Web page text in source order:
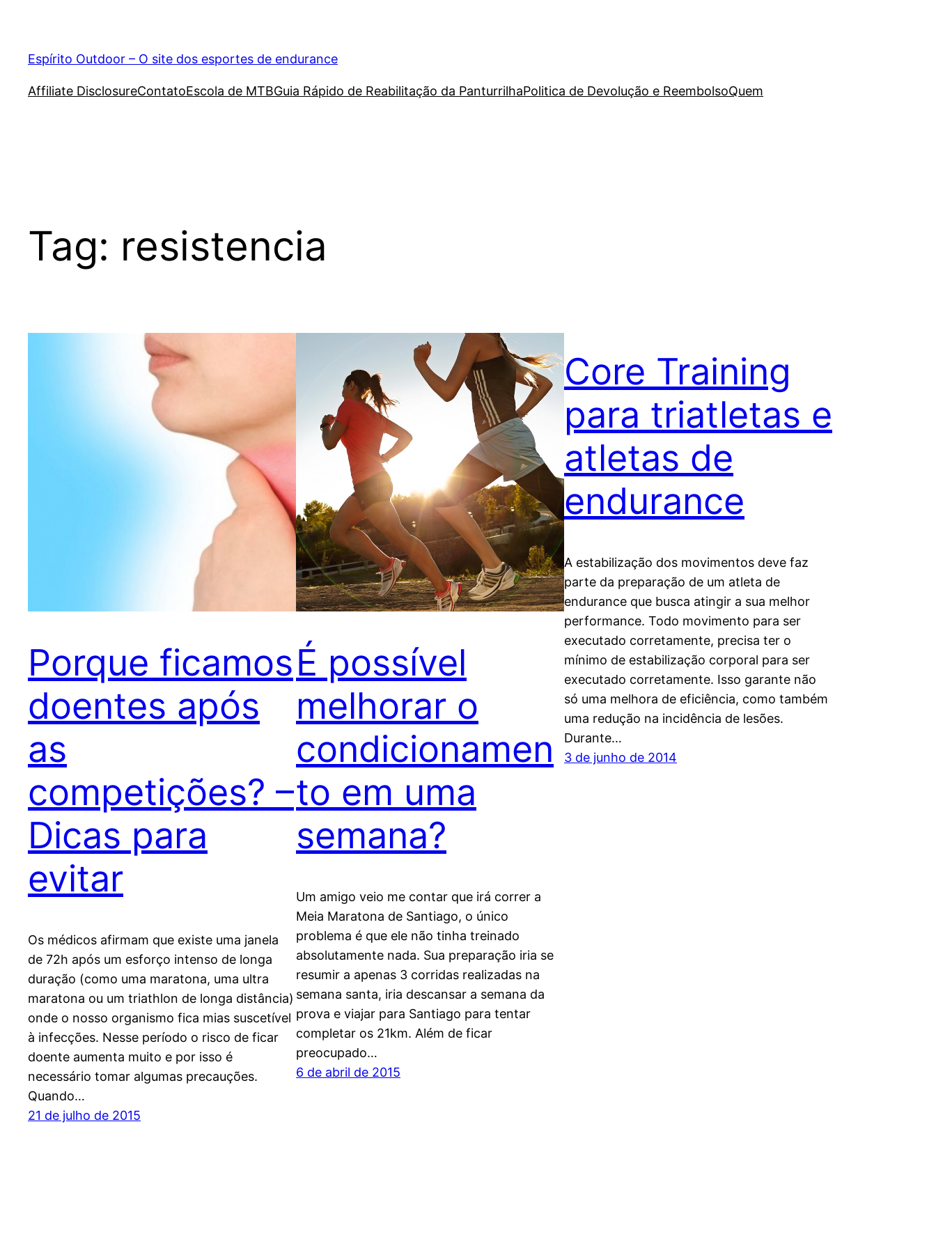
Espírito Outdoor – O site dos esportes de endurance
Affiliate DisclosureContatoEscola de MTBGuia Rápido de Reabilitação da PanturrilhaPolitica de Devolução e ReembolsoQuem
Tag: resistencia
Porque ficamos
doentes após
as
competições? –
Dicas para
evitar
Os médicos afirmam que existe uma janela
de 72h após um esforço intenso de longa
duração (como uma maratona, uma ultra
maratona ou um triathlon de longa distância)
onde o nosso organismo fica mias suscetível
à infecções. Nesse período o risco de ficar
doente aumenta muito e por isso é
necessário tomar algumas precauções.
Quando…
21 de julho de 2015
É possível
melhorar o
condicionamen
to em uma
semana?
Um amigo veio me contar que irá correr a
Meia Maratona de Santiago, o único
problema é que ele não tinha treinado
absolutamente nada. Sua preparação iria se
resumir a apenas 3 corridas realizadas na
semana santa, iria descansar a semana da
prova e viajar para Santiago para tentar
completar os 21km. Além de ficar
preocupado…
6 de abril de 2015
Core Training
para triatletas e
atletas de
endurance
A estabilização dos movimentos deve faz
parte da preparação de um atleta de
endurance que busca atingir a sua melhor
performance. Todo movimento para ser
executado corretamente, precisa ter o
mínimo de estabilização corporal para ser
executado corretamente. Isso garante não
só uma melhora de eficiência, como também
uma redução na incidência de lesões.
Durante…
3 de junho de 2014